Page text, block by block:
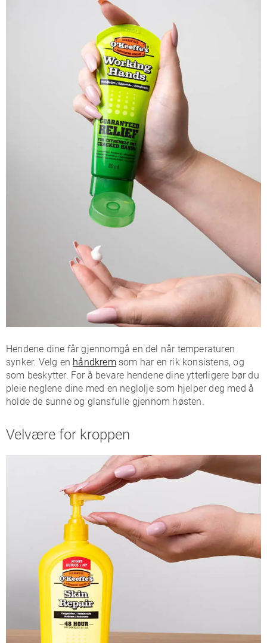
Hendene dine får gjennomgå en del når temperaturen
synker. Velg en håndkrem som har en rik konsistens, og
som beskytter. For å bevare hendene dine ytterligere bør du
pleie neglene dine med en neglolje som hjelper deg med å
holde de sunne og glansfulle gjennom høsten.
Velvære for kroppen